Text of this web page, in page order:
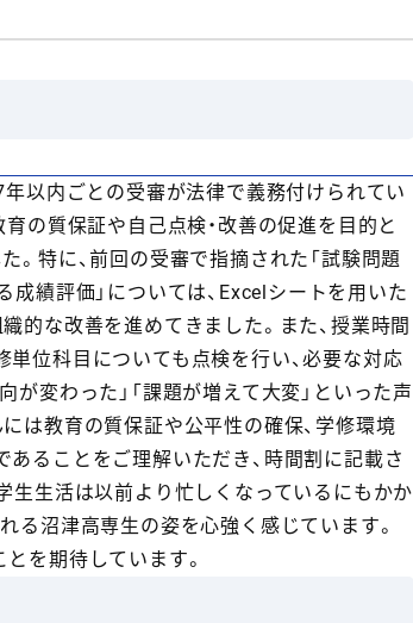
以内ごとの受審が法律で義務付けられてい
育の質保証や自己点検・改善の促進を目的と
。特に、前回の受審で指摘された「試験問題
成績評価」については、Excelシートを用いた
的な改善を進めてきました。また、授業時間
位科目についても点検を行い、必要な対応
が変わった」「課題が増えて大変」といった声
は教育の質保証や公平性の確保、学修環境
ることをご理解いただき、時間割に記載さ
生生活は以前より忙しくなっているにもかか
る沼津高専生の姿を心強く感じています。
を期待しています。